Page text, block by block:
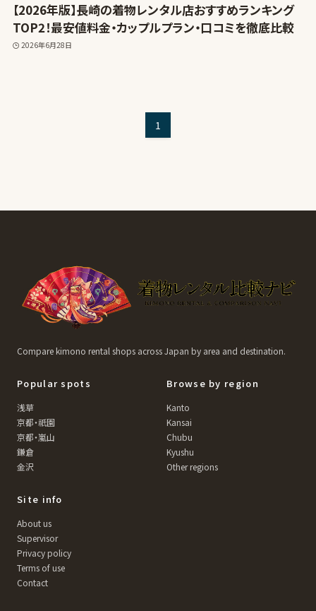
【2026年版】長崎の着物レンタル店おすすめランキング
TOP2！最安値料金・カップルプラン・口コミを徹底比較
2026年6月28日
1
Compare kimono rental shops across Japan by area and destination.
Popular spots
浅草
京都・祇園
京都・嵐山
鎌倉
金沢
Browse by region
Kanto
Kansai
Chubu
Kyushu
Other regions
Site info
About us
Supervisor
Privacy policy
Terms of use
Contact